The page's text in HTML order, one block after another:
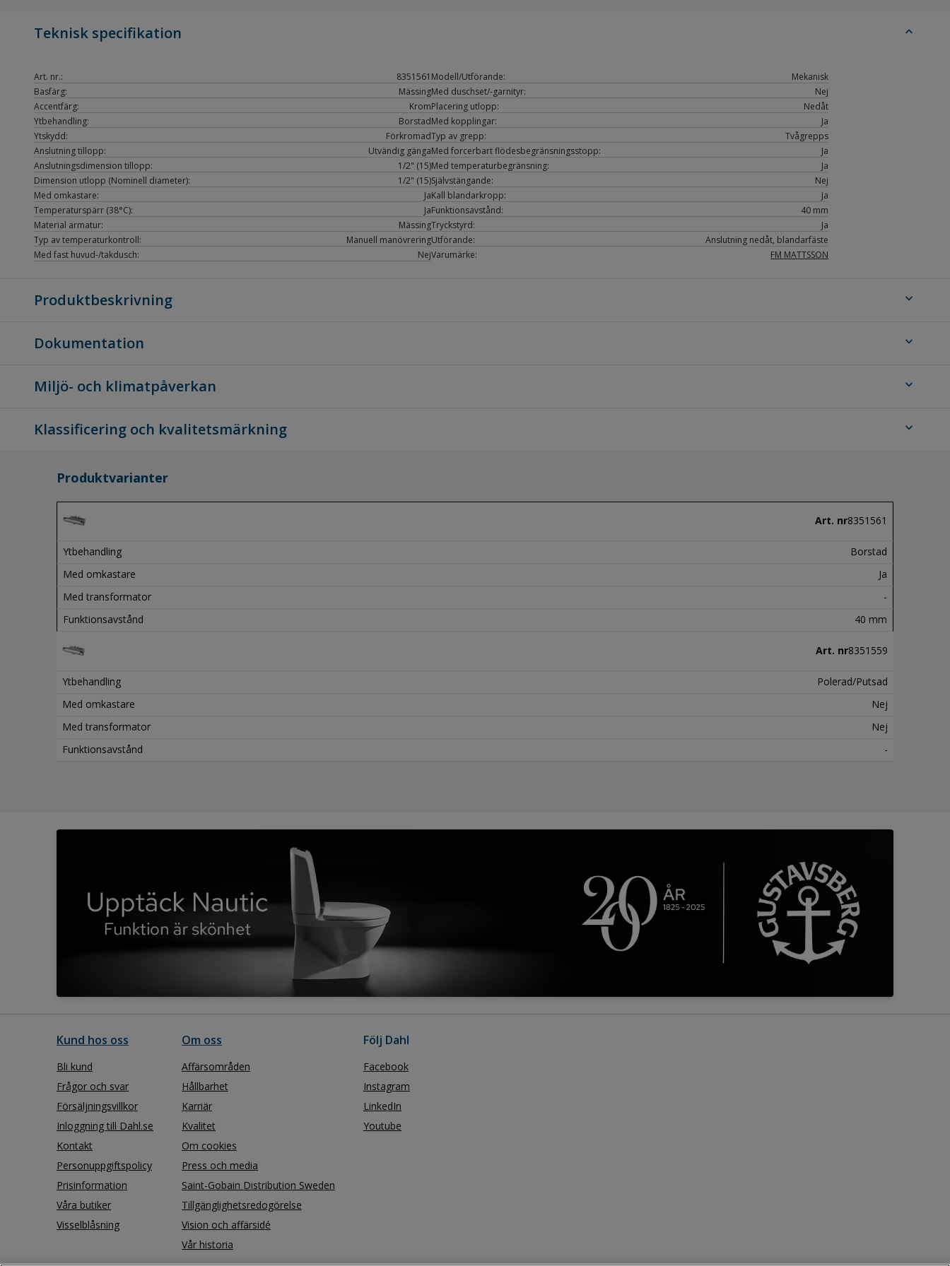
Teknisk specifikation expand_less
Art. nr.:
8351561
Basfärg:
Mässing
Accentfärg:
Krom
Ytbehandling:
Borstad
Ytskydd:
Förkromad
Anslutning tillopp:
Utvändig gänga
Anslutningsdimension tillopp:
1/2" (15)
Dimension utlopp (Nominell diameter):
1/2" (15)
Med omkastare:
Ja
Temperaturspärr (38°C):
Ja
Material armatur:
Mässing
Typ av temperaturkontroll:
Manuell manövrering
Med fast huvud-/takdusch:
Nej
Modell/Utförande:
Mekanisk
Med duschset/-garnityr:
Nej
Placering utlopp:
Nedåt
Med kopplingar:
Ja
Typ av grepp:
Tvågrepps
Med forcerbart flödesbegränsningsstopp:
Ja
Med temperaturbegränsning:
Ja
Självstängande:
Nej
Kall blandarkropp:
Ja
Funktionsavstånd:
40 mm
Tryckstyrd:
Ja
Utförande:
Anslutning nedåt, blandarfäste
Varumärke:
FM MATTSSON
Produktbeskrivning expand_more
Dokumentation expand_more
Miljö- och klimatpåverkan expand_more
Klassificering och kvalitetsmärkning expand_more
Produktvarianter
Art. nr8351561
Ytbehandling
Borstad
Med omkastare
Ja
Med transformator
-
Funktionsavstånd
40 mm
Art. nr8351559
Ytbehandling
Polerad/Putsad
Med omkastare
Nej
Med transformator
Nej
Funktionsavstånd
-
Kund hos oss
Bli kund
Frågor och svar
Försäljningsvillkor
Inloggning till Dahl.se
Kontakt
Personuppgiftspolicy
Prisinformation
Våra butiker
Visselblåsning
Om oss
Affärsområden
Hållbarhet
Karriär
Kvalitet
Om cookies
Press och media
Saint-Gobain Distribution Sweden
Tillgänglighetsredogörelse
Vision och affärsidé
Vår historia
Följ Dahl
Facebook
Instagram
LinkedIn
Youtube